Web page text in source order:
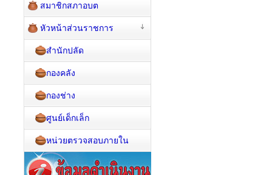
สมาชิกสภาอบต
หัวหน้าส่วนราชการ
สำนักปลัด
กองคลัง
กองช่าง
ศูนย์เด็กเล็ก
หน่วยตรวจสอบภายใน